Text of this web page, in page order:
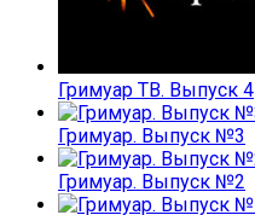
Гримуар ТВ. Выпуск 4
Гримуар. Выпуск №3
Гримуар. Выпуск №2